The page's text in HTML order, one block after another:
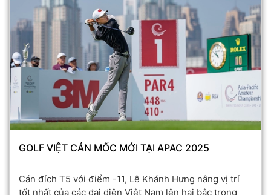
GOLF VIỆT CÁN MỐC MỚI TẠI APAC 2025
Cán đích T5 với điểm -11, Lê Khánh Hưng nâng vị trí
tốt nhất của các đại diện Việt Nam lên hai bậc trong